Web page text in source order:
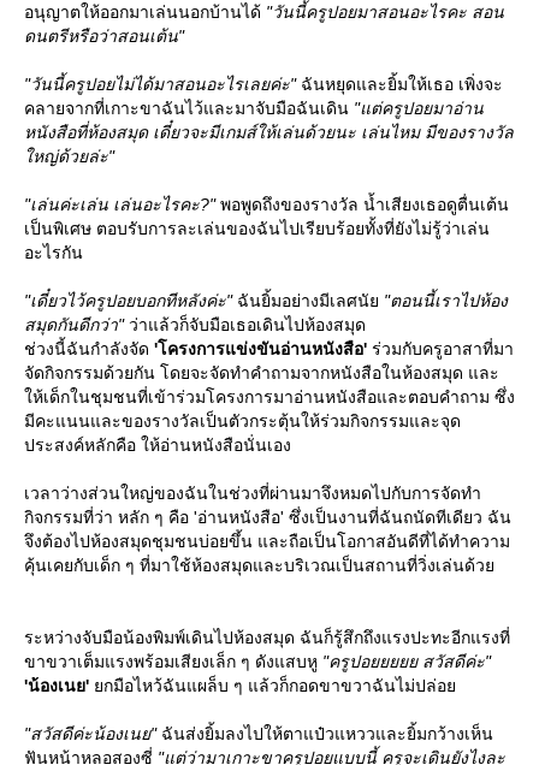
อนุญาตให้ออกมาเล่นนอกบ้านได้ "วันนี้ครูปอยมาสอนอะไรคะ สอน
ดนตรีหรือว่าสอนเต้น"
"วันนี้ครูปอยไม่ได้มาสอนอะไรเลยค่ะ"ฉันหยุดและยิ้มให้เธอ เพิ่งจะ
คลายจากที่เกาะขาฉันไว้และมาจับมือฉันเดิน "แต่ครูปอยมาอ่าน
หนังสือที่ห้องสมุด เดี๋ยวจะมีเกมส์ให้เล่นด้วยนะ เล่นไหม มีของรางวัล
หญ่ด้วยล่ะ"
"เล่นค่ะเล่น เล่นอะไรคะ?"พอพูดถึงของรางวัล น้ำเสียงเธอดูตื่นเต้น
เป็นพิเศษ ตอบรับการละเล่นของฉันไปเรียบร้อยทั้งที่ยังไม่รู้ว่าเล่น
อะไรกัน
"เดี๋ยวไว้ครูปอยบอกทีหลังค่ะ"ฉันยิ้มอย่างมีเลศนั "ตอนนี้เราไปห้อง
สมุดกันดีกว่า"ว่าแล้วก็จับมือเธอเดินไปห้องสมุด
ช่วงนี้ฉันกำลังจัด 'โครงการแข่งขันอ่านหนังสือ' ร่วมกับครูอาสาที่มา
จัดกิจกรรมด้วยกัน โดยจะจัดทำคำถามจากหนังสือในห้องสมุด และ
ห้เด็กในชุมชนที่เข้าร่วมโครงการมาอ่านหนังสือและตอบคำถาม ซึ่ง
มีคะแนนและของรางวัลเป็นตัวกระตุ้นให้ร่วมกิจกรรมและจุด
ประสงค์หลักคือ ให้อ่านหนังสือนั่นเอง
เวลาว่างส่วนใหญ่ของฉันในช่วงที่ผ่านมาจึงหมดไปกับการจัดทำ
กิจกรรมที่ว่า หลัก ๆ คือ 'อ่านหนังสือ' ซึ่งเป็นงานที่ฉันถนัดทีเดียว ฉัน
จึงต้องไปห้องสมุดชุมชนบ่อยขึ้น และถือเป็นโอกาสอันดีที่ได้ทำความ
คุ้นเคยกับเด็ก ๆ ที่มาใช้ห้องสมุดและบริเวณเป็นสถานที่วิ่งเล่นด้ว
ระหว่างจับมือน้องพิมพ์เดินไปห้องสมุด ฉันก็รู้สึกถึงแรงปะทะอีกแรงที่
ขาขวาเต็มแรงพร้อมเสียงเล็ก ๆ ดังแสบหู "ครูปอยยยยย สวัสดีค่ะ"
'น้องเนย' กมือไหว้ฉันแผล็บ ๆ แล้วก็กอดขาขวาฉันไม่ปล่อ
"สวัสดีค่ะน้องเนย"ฉันส่งยิ้มลงไปให้ตาแป๋วแหววและยิ้มกว้างเห็น
ฟันหน้าหลอสองซี่ "แต่ว่ามาเกาะขาครูปอยแบบนี้ ครูจะเดินยังไงละ